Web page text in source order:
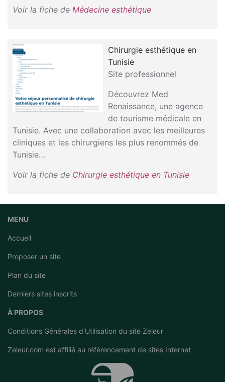
Voir la fiche de Médecine esthétique
Chirurgie esthétique en
Tunisie
Site professionnel
Découvrez Med
Renaissance, une agence
de tourisme médicale en
Tunisie. Avec une collaboration avec les meilleures
cliniques et les chirurgiens les plus renommés de
Tunisie…
Voir la fiche de Chirurgie esthétique en Tunisie
MENU
Accueil
Proposer un site
Plan du site
Derniers sites inscrits
À PROPOS
Conditions Générales d'Utilisation du site Zeleur
Zeleur.com est affilié au référencement de sites Internet